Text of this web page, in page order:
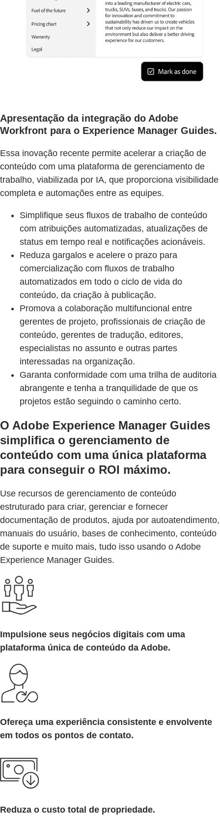
Apresentação da integração do Adobe
Workfront para o Experience Manager Guides.
Essa inovação recente permite acelerar a criação de
conteúdo com uma plataforma de gerenciamento de
trabalho, viabilizada por IA, que proporciona visibilidade
completa e automações entre as equipes.
Simplifique seus fluxos de trabalho de conteúdo
com atribuições automatizadas, atualizações de
status em tempo real e notificações acionáveis.
Reduza gargalos e acelere o prazo para
comercialização com fluxos de trabalho
automatizados em todo o ciclo de vida do
conteúdo, da criação à publicação.
Promova a colaboração multifuncional entre
gerentes de projeto, profissionais de criação de
conteúdo, gerentes de tradução, editores,
especialistas no assunto e outras partes
interessadas na organização.
Garanta conformidade com uma trilha de auditoria
abrangente e tenha a tranquilidade de que os
projetos estão seguindo o caminho certo.
O Adobe Experience Manager Guides
simplifica o gerenciamento de
conteúdo com uma única plataforma
para conseguir o ROI máximo.
Use recursos de gerenciamento de conteúdo
estruturado para criar, gerenciar e fornecer
documentação de produtos, ajuda por autoatendimento,
manuais do usuário, bases de conhecimento, conteúdo
de suporte e muito mais, tudo isso usando o Adobe
Experience Manager Guides.
Impulsione seus negócios digitais com uma
plataforma única de conteúdo da Adobe.
Ofereça uma experiência consistente e envolvente
em todos os pontos de contato.
Reduza o custo total de propriedade.